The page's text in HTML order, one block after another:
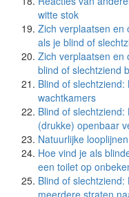
witte stok
Zich verplaatsen en
als je blind of
Zich verplaatsen en
blind of slechtziend
Blind of
wachtkamers
Blind of
(drukke) openbaar
Natuurlijke
Hoe vind je als
een toilet op
Blind of
meerdere straten